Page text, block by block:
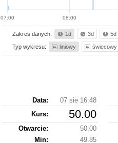
07:00 08:00
Zakres danych: 1d 3d 5d
Typ wykresu: liniowy świecowy
Data:
07 sie 16:48
Kurs: 50.00
Otwarcie:
50.00
Min:
49.85